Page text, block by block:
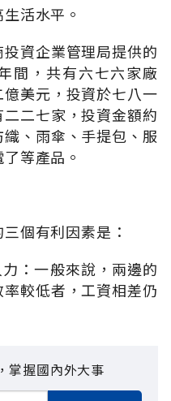
活水平。
資企業管理局提供的
間，共有六七六家廠
美元，投資於七八一
二七家，投資金額約
、雨傘、手提包、服
等產品。
個有利因素是：
：一般來說，兩邊的
較低者，工資相差仍
掌握國內外大事